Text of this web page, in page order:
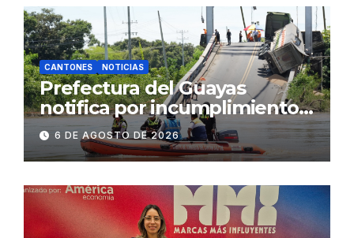
CANTONES NOTICIAS
Prefectura del Guayas
notifica por incumplimiento
contractual a la
Concesionaria CONORTE y
exige celeridad en
desmontaje del puente
Gonzalo Icaza Cornejo, en
Daule
6 DE AGOSTO DE 2026